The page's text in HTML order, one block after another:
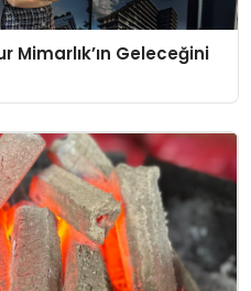
Mimarlık’ın Geleceğini